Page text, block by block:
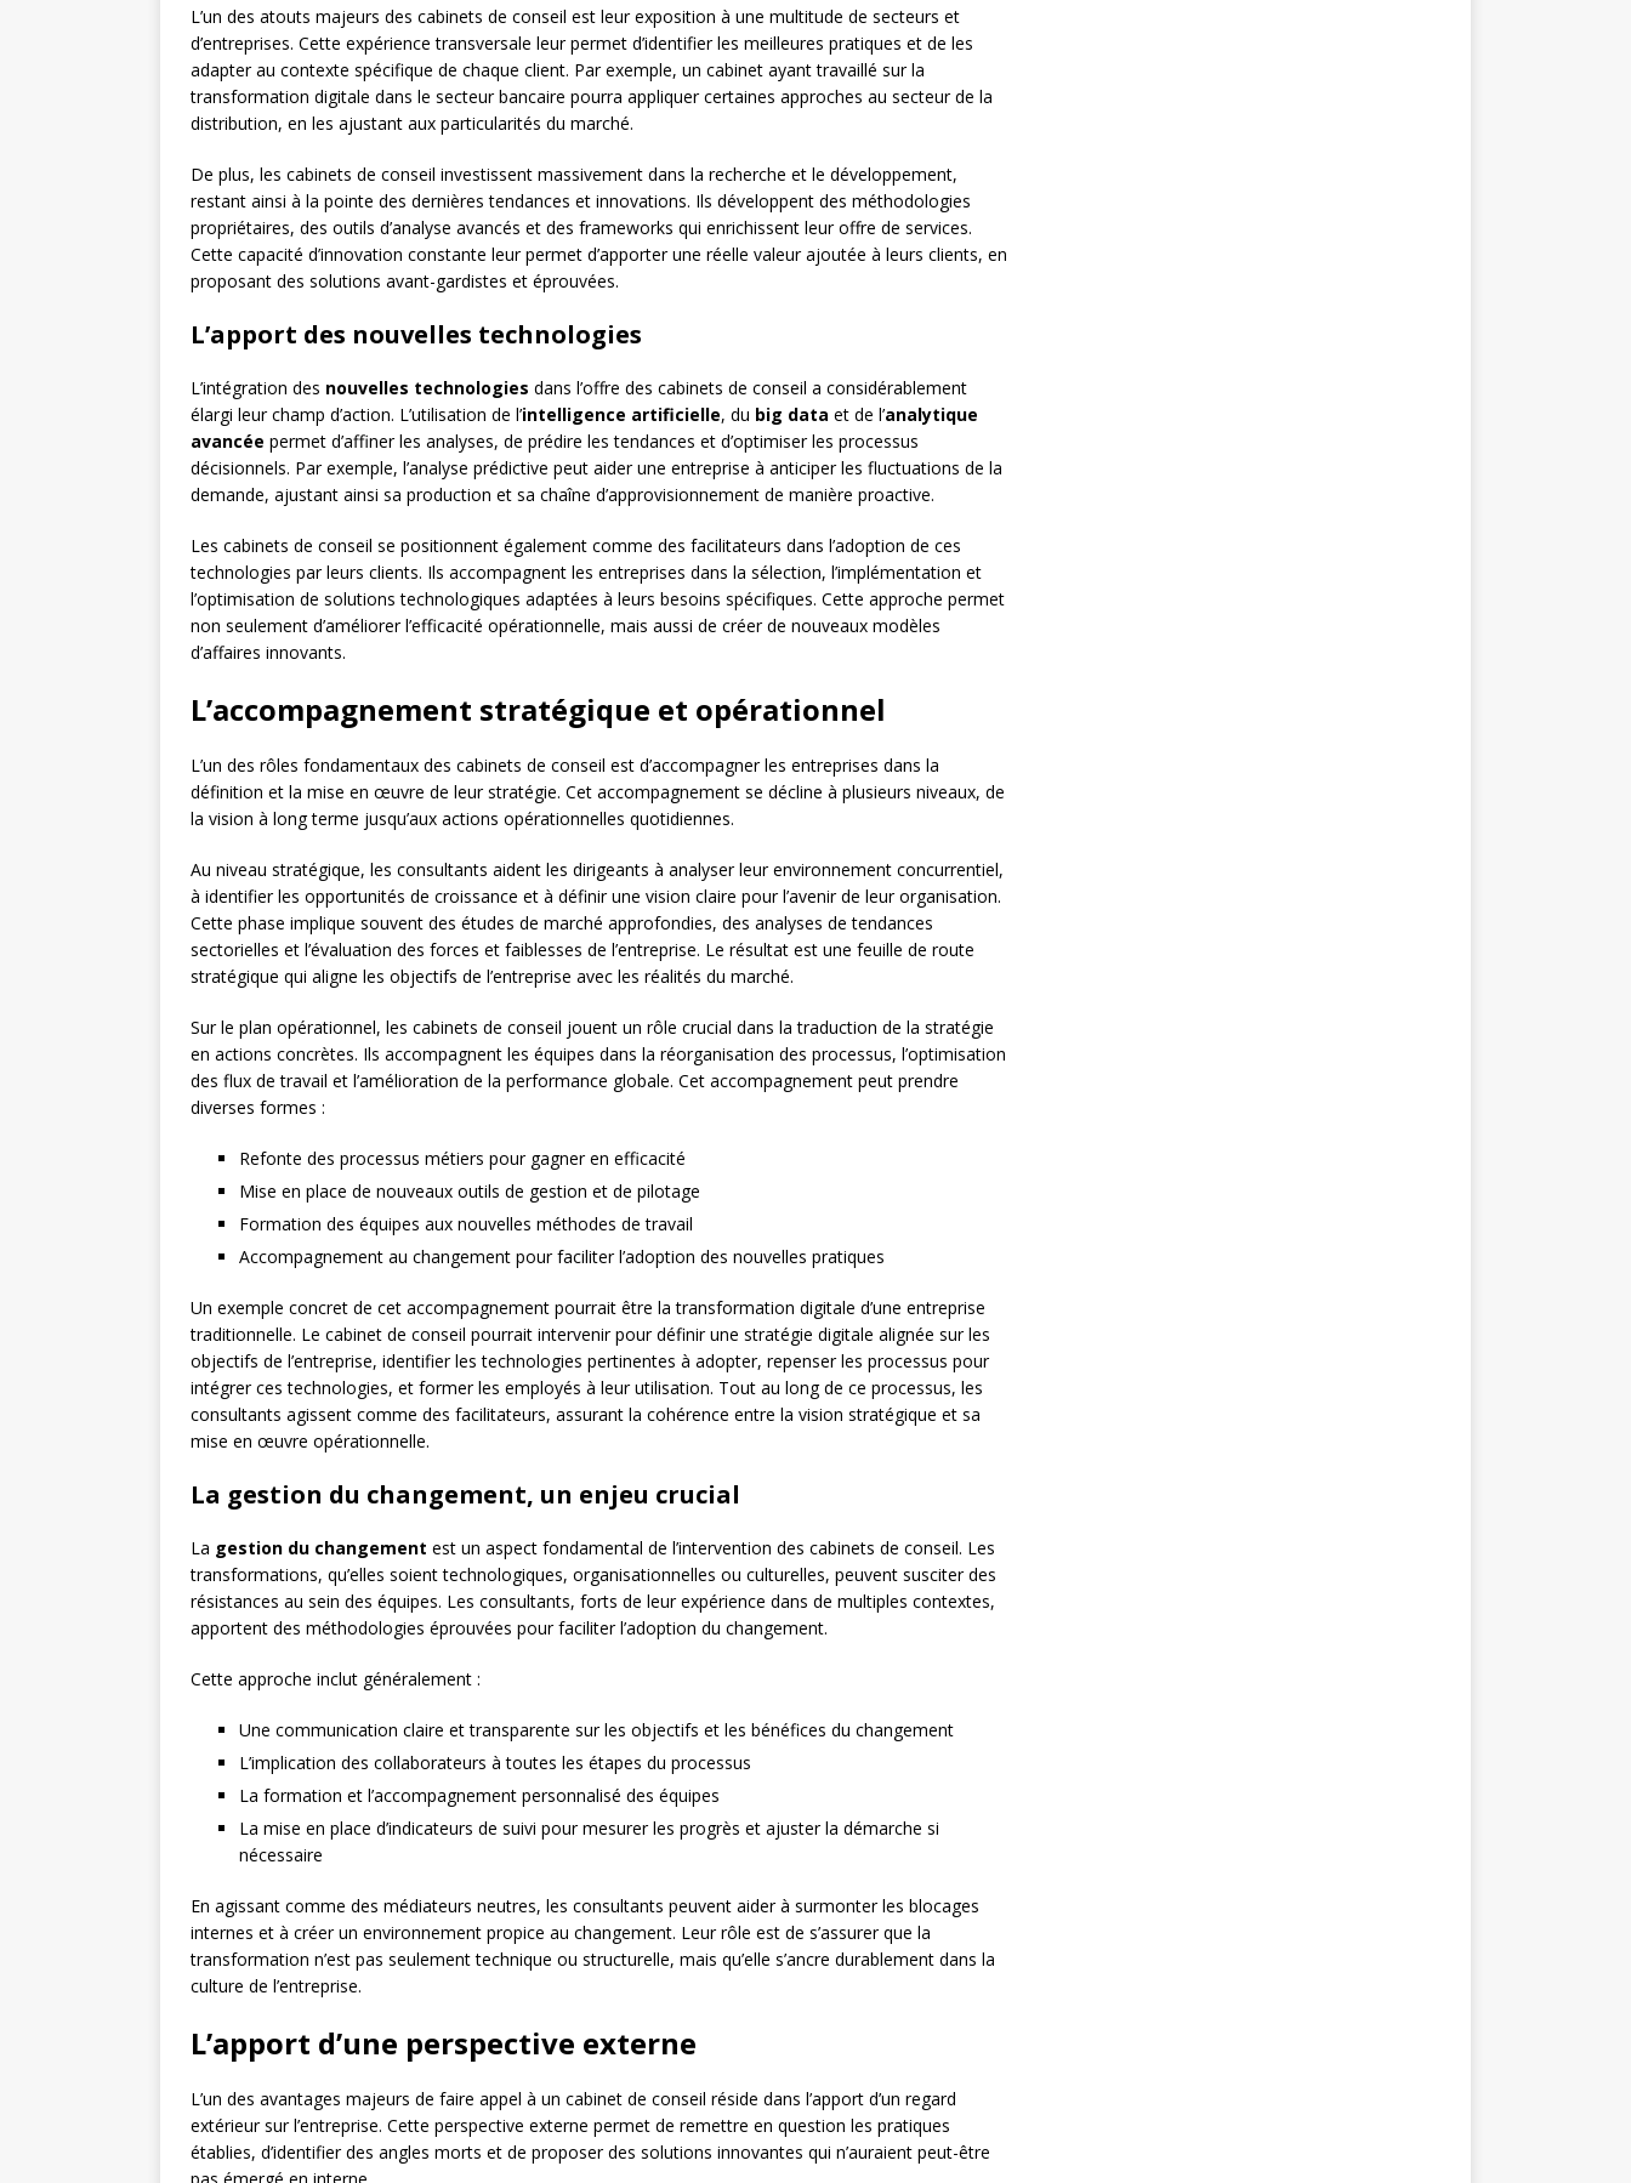
L’un des atouts majeurs des cabinets de conseil est leur exposition à une multitude de secteurs et
d’entreprises. Cette expérience transversale leur permet d’identifier les meilleures pratiques et de les
adapter au contexte spécifique de chaque client. Par exemple, un cabinet ayant travaillé sur la
transformation digitale dans le secteur bancaire pourra appliquer certaines approches au secteur de la
distribution, en les ajustant aux particularités du marché.
De plus, les cabinets de conseil investissent massivement dans la recherche et le développement,
restant ainsi à la pointe des dernières tendances et innovations. Ils développent des méthodologies
propriétaires, des outils d’analyse avancés et des frameworks qui enrichissent leur offre de services.
Cette capacité d’innovation constante leur permet d’apporter une réelle valeur ajoutée à leurs clients, en
proposant des solutions avant-gardistes et éprouvées.
L’apport des nouvelles technologies
L’intégration des nouvelles technologies dans l’offre des cabinets de conseil a considérablement
élargi leur champ d’action. L’utilisation de l’intelligence artificielle, du big data et de l’analytique
avancée permet d’affiner les analyses, de prédire les tendances et d’optimiser les processus
décisionnels. Par exemple, l’analyse prédictive peut aider une entreprise à anticiper les fluctuations de la
demande, ajustant ainsi sa production et sa chaîne d’approvisionnement de manière proactive.
Les cabinets de conseil se positionnent également comme des facilitateurs dans l’adoption de ces
technologies par leurs clients. Ils accompagnent les entreprises dans la sélection, l’implémentation et
l’optimisation de solutions technologiques adaptées à leurs besoins spécifiques. Cette approche permet
non seulement d’améliorer l’efficacité opérationnelle, mais aussi de créer de nouveaux modèles
d’affaires innovants.
L’accompagnement stratégique et opérationnel
L’un des rôles fondamentaux des cabinets de conseil est d’accompagner les entreprises dans la
définition et la mise en œuvre de leur stratégie. Cet accompagnement se décline à plusieurs niveaux, de
la vision à long terme jusqu’aux actions opérationnelles quotidiennes.
Au niveau stratégique, les consultants aident les dirigeants à analyser leur environnement concurrentiel,
à identifier les opportunités de croissance et à définir une vision claire pour l’avenir de leur organisation.
Cette phase implique souvent des études de marché approfondies, des analyses de tendances
sectorielles et l’évaluation des forces et faiblesses de l’entreprise. Le résultat est une feuille de route
stratégique qui aligne les objectifs de l’entreprise avec les réalités du marché.
Sur le plan opérationnel, les cabinets de conseil jouent un rôle crucial dans la traduction de la stratégie
en actions concrètes. Ils accompagnent les équipes dans la réorganisation des processus, l’optimisation
des flux de travail et l’amélioration de la performance globale. Cet accompagnement peut prendre
diverses formes :
Refonte des processus métiers pour gagner en efficacité
Mise en place de nouveaux outils de gestion et de pilotage
Formation des équipes aux nouvelles méthodes de travail
Accompagnement au changement pour faciliter l’adoption des nouvelles pratiques
Un exemple concret de cet accompagnement pourrait être la transformation digitale d’une entreprise
traditionnelle. Le cabinet de conseil pourrait intervenir pour définir une stratégie digitale alignée sur les
objectifs de l’entreprise, identifier les technologies pertinentes à adopter, repenser les processus pour
intégrer ces technologies, et former les employés à leur utilisation. Tout au long de ce processus, les
consultants agissent comme des facilitateurs, assurant la cohérence entre la vision stratégique et sa
mise en œuvre opérationnelle.
La gestion du changement, un enjeu crucial
La gestion du changement est un aspect fondamental de l’intervention des cabinets de conseil. Les
transformations, qu’elles soient technologiques, organisationnelles ou culturelles, peuvent susciter des
résistances au sein des équipes. Les consultants, forts de leur expérience dans de multiples contextes,
apportent des méthodologies éprouvées pour faciliter l’adoption du changement.
Cette approche inclut généralement :
Une communication claire et transparente sur les objectifs et les bénéfices du changement
L’implication des collaborateurs à toutes les étapes du processus
La formation et l’accompagnement personnalisé des équipes
La mise en place d’indicateurs de suivi pour mesurer les progrès et ajuster la démarche si
nécessaire
En agissant comme des médiateurs neutres, les consultants peuvent aider à surmonter les blocages
internes et à créer un environnement propice au changement. Leur rôle est de s’assurer que la
transformation n’est pas seulement technique ou structurelle, mais qu’elle s’ancre durablement dans la
culture de l’entreprise.
L’apport d’une perspective externe
L’un des avantages majeurs de faire appel à un cabinet de conseil réside dans l’apport d’un regard
extérieur sur l’entreprise. Cette perspective externe permet de remettre en question les pratiques
établies, d’identifier des angles morts et de proposer des solutions innovantes qui n’auraient peut-être